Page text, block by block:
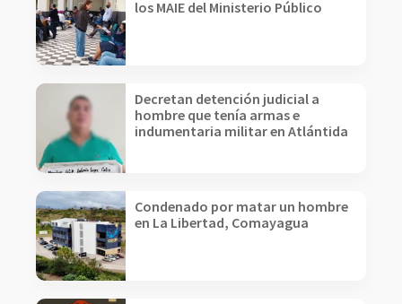
los MAIE del Ministerio Público
Decretan detención judicial a
hombre que tenía armas e
indumentaria militar en Atlántida
Condenado por matar un hombre
en La Libertad, Comayagua